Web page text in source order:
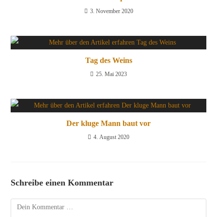
3. November 2020
Tag des Weins
25. Mai 2023
Der kluge Mann baut vor
4. August 2020
Schreibe einen Kommentar
Kommentar